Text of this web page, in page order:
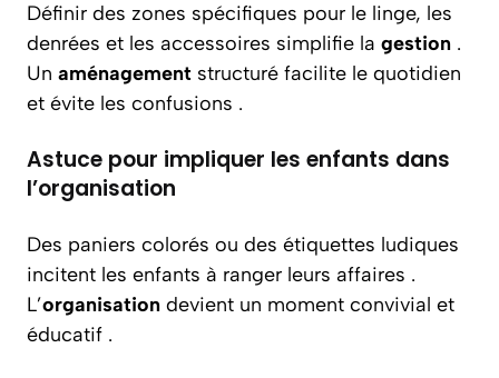
Définir des zones spécifiques pour le linge, les
denrées et les accessoires simplifie la gestion .
Un aménagement structuré facilite le quotidien
et évite les confusions .
Astuce pour impliquer les enfants dans
l’organisation
Des paniers colorés ou des étiquettes ludiques
incitent les enfants à ranger leurs affaires .
L’organisation devient un moment convivial et
éducatif .